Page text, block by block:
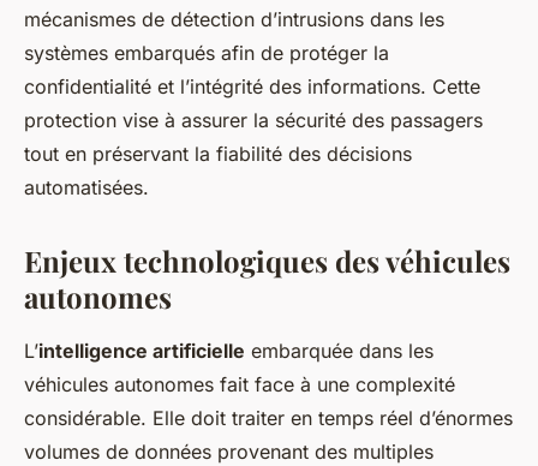
mécanismes de détection d’intrusions dans les
systèmes embarqués afin de protéger la
confidentialité et l’intégrité des informations. Cette
protection vise à assurer la sécurité des passagers
tout en préservant la fiabilité des décisions
automatisées.
Enjeux technologiques des véhicules
autonomes
L’intelligence artificielle embarquée dans les
véhicules autonomes fait face à une complexité
considérable. Elle doit traiter en temps réel d’énormes
volumes de données provenant des multiples